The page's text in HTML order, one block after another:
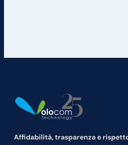
Affidabilità, trasparenza e